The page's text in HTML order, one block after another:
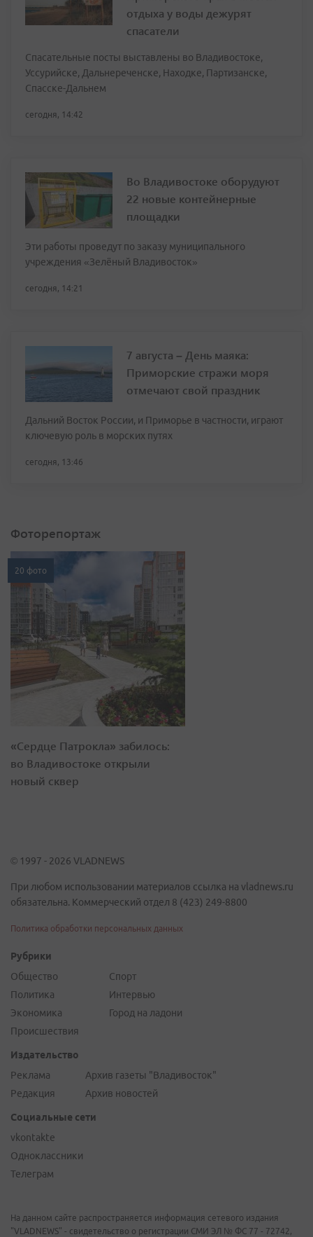
отдыха у воды дежурят
спасатели
Спасательные посты выставлены во Владивостоке,
Уссурийске, Дальнереченске, Находке, Партизанске,
Спасске-Дальнем
сегодня, 14:42
Во Владивостоке оборудуют
22 новые контейнерные
площадки
Эти работы проведут по заказу муниципального
учреждения «Зелёный Владивосток»
сегодня, 14:21
7 августа – День маяка:
Приморские стражи моря
отмечают свой праздник
Дальний Восток России, и Приморье в частности, играют
ключевую роль в морских путях
сегодня, 13:46
Фоторепортаж
20 фото
«Сердце Патрокла» забилось:
во Владивостоке открыли
новый сквер
© 1997 - 2026 VLADNEWS
При любом использовании материалов ссылка на vladnews.ru
обязательна. Коммерческий отдел 8 (423) 249-8800
Политика обработки персональных данных
Рубрики
Общество
Политика
Экономика
Происшествия
Спорт
Интервью
Город на ладони
Издательство
Реклама
Редакция
Архив газеты "Владивосток"
Архив новостей
Социальные сети
vkontakte
Одноклассники
Телеграм
На данном сайте распространяется информация сетевого издания
"VLADNEWS" - свидетельство о регистрации СМИ ЭЛ № ФС 77 - 72742,